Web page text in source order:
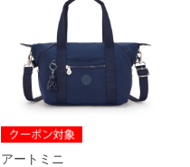
アートミニ